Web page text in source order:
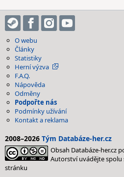
O webu
Články
Statistiky
Herní výzva
F.A.Q.
Nápověda
Odměny
Podpořte nás
Podmínky užívání
Kontakt a reklama
2008–2026 Tým Databáze-her.cz
Obsah Databáze-her.cz
Autorství uvádějte spolu
stránku